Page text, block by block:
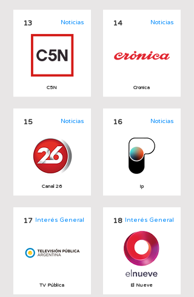
C5N
13 Noticias
Canal 26
15 Noticias
TV Pública
17 Interés General
Cronica
14 Noticias
Ip
16 Noticias
El Nueve
18 Interés General